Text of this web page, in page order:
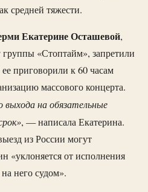
средней тяжести.
ЕкатеринеОсташевой,
«Стоптайм», запретили
приговорили к 60 часам
массового концерта.
выхода на обязательные
, — написала Екатерина.
из России могут
«уклоняется от исполнения
него судом».